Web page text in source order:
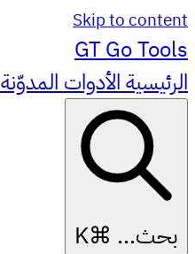
Skip to content
GTGo Tools
الرئيسيةالأدوات المدوّنة
بحث... ⌘K